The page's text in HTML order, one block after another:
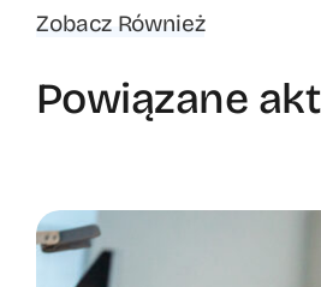
Zobacz Również
Powiązane